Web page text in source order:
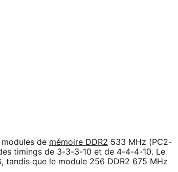
de mémoire DDR2 533 MHz (PC2-
timings de 3-3-3-10 et de 4-4-4-10. Le
tandis que le module 256 DDR2 675 MHz